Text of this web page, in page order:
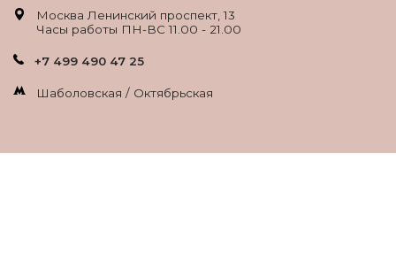
Москва Ленинский проспект, 13
Часы работы ПН-ВС 11.00 - 21.00
+7 499 490 47 25
Шаболовская / Октябрьская